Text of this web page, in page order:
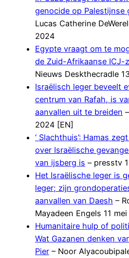
genocide op Palestijnse
Lucas Catherine
2024
Egypte vraagt om te
de Zuid-Afrikaanse ICJ-
Nieuws Deskthecradle
Israëlisch leger beveelt
centrum van Rafah, is
aanvallen uit te breiden
2024 [EN]
‘ Slachthuis’: Hamas
over Israëlische
van ijsberg is – presstv
Het Israëlische leger is
leger; zijn
aanvallen van Daesh –
Mayadeen Engels 11
Humanitaire hulp of
Wat Gazanen denken
Pier – Noor